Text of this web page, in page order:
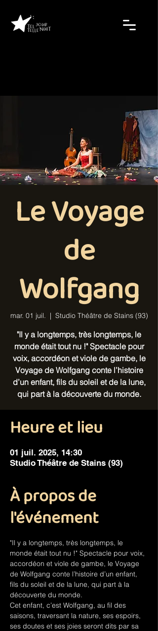
Le Voyage
de
Wolfgang
mar. 01 juil.
  |
Studio Théâtre de Stains (93)
"Il y a longtemps, très longtemps, le
monde était tout nu !" Spectacle pour
voix, accordéon et viole de gambe, le
Voyage de Wolfgang conte l’histoire
d’un enfant, fils du soleil et de la lune,
qui part à la découverte du monde.
Heure et lieu
01 juil. 2025, 14:30
Studio Théâtre de Stains (93)
À propos de
l'événement
"Il y a longtemps, très longtemps, le
monde était tout nu !" Spectacle pour voix,
accordéon et viole de gambe, le Voyage
de Wolfgang conte l’histoire d’un enfant,
fils du soleil et de la lune, qui part à la
découverte du monde.
Cet enfant, c’est Wolfgang, au fil des
saisons, traversant la nature, ses espoirs,
ses doutes et ses joies seront dits par sa